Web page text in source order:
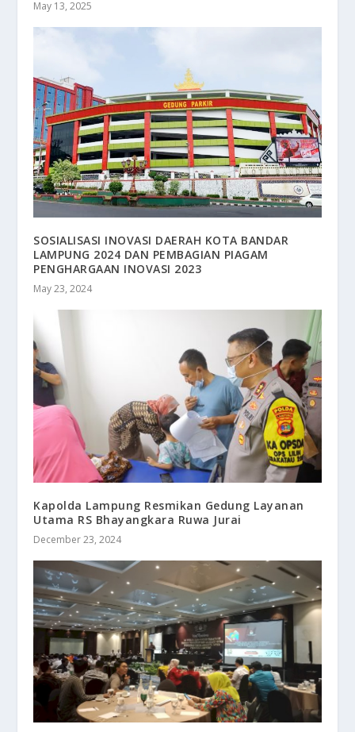
May 13, 2025
SOSIALISASI INOVASI DAERAH KOTA BANDAR
LAMPUNG 2024 DAN PEMBAGIAN PIAGAM
PENGHARGAAN INOVASI 2023
May 23, 2024
Kapolda Lampung Resmikan Gedung Layanan
Utama RS Bhayangkara Ruwa Jurai
December 23, 2024